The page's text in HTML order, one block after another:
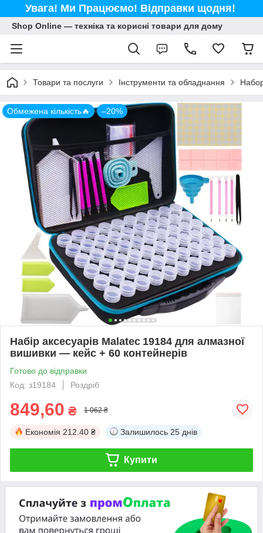
Увага! Ми Працюємо! Відправки щодня!
Shop Online — техніка та корисні товари для дому
Товари та послуги Інструменти та обладнання
Обмежена кількість🔥 –20%
Набір аксесуарів Malatec 19184 для алмазної
вишивки — кейс + 60 контейнерів
Готово до відправки
Код: з19184
Роздріб
849,60 ₴ 1 062 ₴
Економія 212.40 ₴ Залишилось 25 днів
Купити